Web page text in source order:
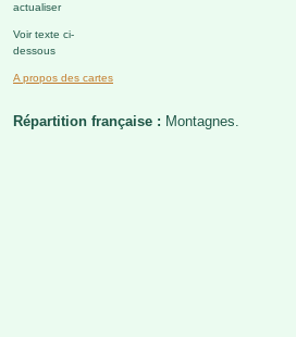
actualiser
Voir texte ci-
dessous
A propos des cartes
Répartition française : Montagnes.